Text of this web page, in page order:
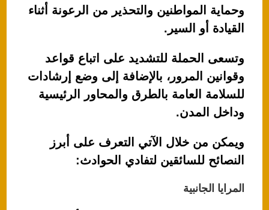
وحماية المواطنين والتحذير من الرعونة أثناء
القيادة أو السير.
وتسعى الحملة للتشديد على اتباع قواعد
وقوانين المرور، بالإضافة إلى وضع إرشادات
للسلامة العامة بالطرق والمحاور الرئيسية
وداخل المدن.
ويمكن من خلال الآتي التعرف على أبرز
النصائح للسائقين لتفادي الحوادث:
المرايا الجانبية